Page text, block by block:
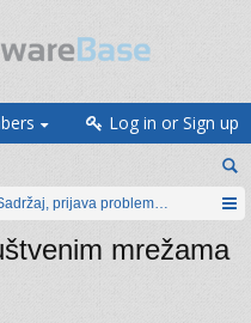
Log in or Sign up
prijava problema i prijedlozi
mrežama